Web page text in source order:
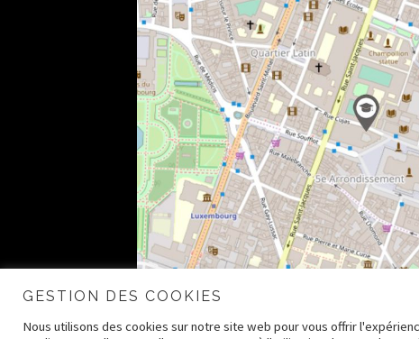
GESTION DES COOKIES
Nous utilisons des cookies sur notre site web pour vous offrir